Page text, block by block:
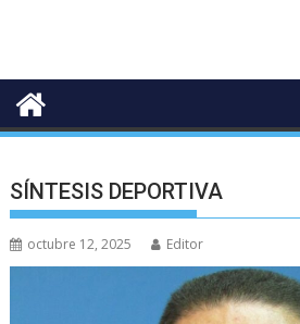
SÍNTESIS DEPORTIVA
octubre 12, 2025 Editor